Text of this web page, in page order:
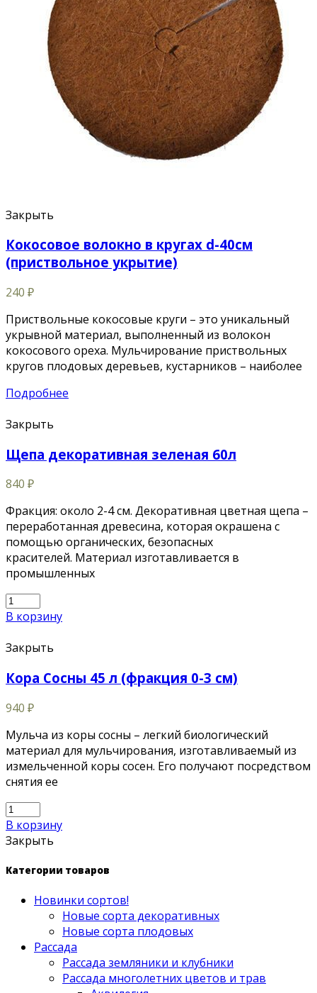
Закрыть
Кокосовое волокно в кругах d-40см
(приствольное укрытие)
240 ₽
Приствольные кокосовые круги – это уникальный
укрывной материал, выполненный из волокон
кокосового ореха. Мульчирование приствольных
кругов плодовых деревьев, кустарников – наиболее
Подробнее
Закрыть
Щепа декоративная зеленая 60л
840 ₽
Фракция: около 2-4 см. Декоративная цветная щепа –
переработанная древесина, которая окрашена с
помощью органических, безопасных
красителей. Материал изготавливается в
промышленных
В корзину
Закрыть
Кора Сосны 45 л (фракция 0-3 см)
940 ₽
Мульча из коры сосны – легкий биологический
материал для мульчирования, изготавливаемый из
измельченной коры сосен. Его получают посредством
снятия ее
В корзину
Закрыть
Категории товаров
Новинки сортов!
Новые сорта декоративных
Новые сорта плодовых
Рассада
Рассада земляники и клубники
Рассада многолетних цветов и трав